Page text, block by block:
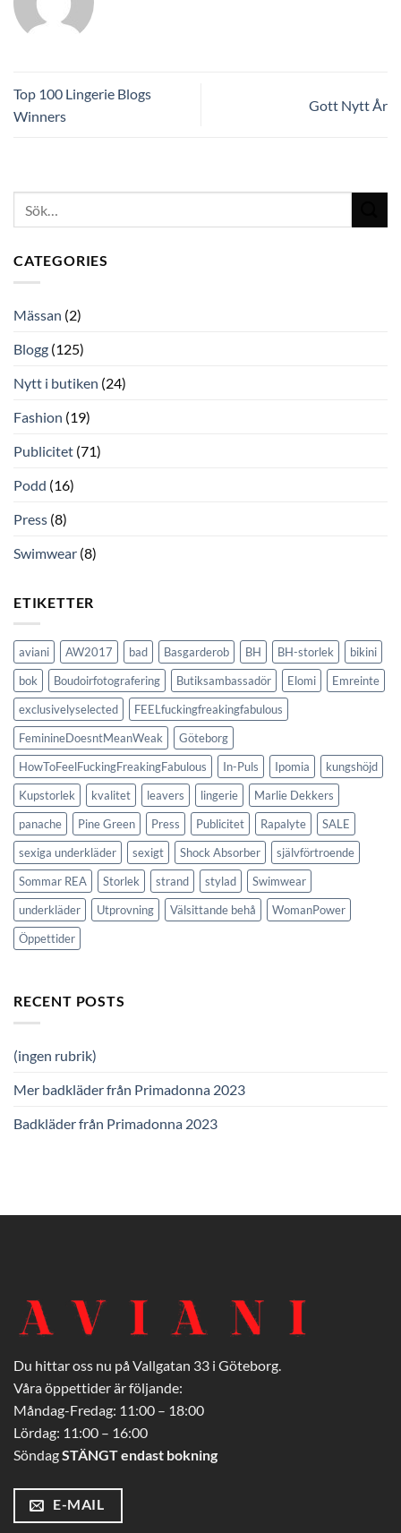
Top 100 Lingerie Blogs
Winners
Gott Nytt År
CATEGORIES
Mässan (2)
Blogg (125)
Nytt i butiken (24)
Fashion (19)
Publicitet (71)
Podd (16)
Press (8)
Swimwear (8)
ETIKETTER
aviani AW2017 bad Basgarderob BH BH-storlek
bikini
bok
Boudoirfotografering Butiksambassadör Elomi
Emreinte
exclusivelyselected
FEELfuckingfreakingfabulous
FeminineDoesntMeanWeak
Göteborg
HowToFeelFuckingFreakingFabulous
In-Puls Ipomia
kungshöjd
Kupstorlek
kvalitet leavers lingerie
Marlie Dekkers
panache
Pine Green Press Publicitet Rapalyte
SALE
sexiga underkläder
sexigt Shock Absorber
självförtroende
Sommar REA
Storlek strand stylad
Swimwear
underkläder
Utprovning Välsittande behå
WomanPower
Öppettider
RECENT POSTS
(ingen rubrik)
Mer badkläder från Primadonna 2023
Badkläder från Primadonna 2023
Du hittar oss nu på Vallgatan 33 i Göteborg.
Våra öppettider är följande:
Måndag-Fredag: 11:00 – 18:00
Lördag: 11:00 – 16:00
SöndagSTÄNGT endast bokning
E-MAIL